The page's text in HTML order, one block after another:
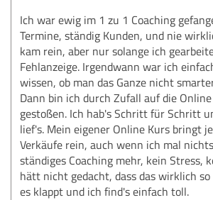
Ich war ewig im 1 zu 1 Coaching
Termine, ständig Kunden, und nie
kam rein, aber nur solange ich
Fehlanzeige. Irgendwann war ich
wissen, ob man das Ganze nicht
Dann bin ich durch Zufall auf die
gestoßen. Ich hab's Schritt für Schritt
lief's. Mein eigener Online Kurs bringt
Verkäufe rein, auch wenn ich mal
ständiges Coaching mehr, kein Stress,
hätt nicht gedacht, dass das wirklich
es klappt und ich find's einfach toll.